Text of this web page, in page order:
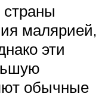
малярией,
эти
обычные